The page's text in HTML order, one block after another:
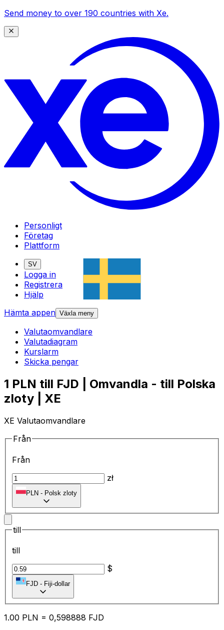
Send money to over 190 countries with Xe.
Personligt
Företag
Plattform
SV
Logga in
Registrera
Hjälp
Hämta appen Växla meny
Valutaomvandlare
Valutadiagram
Kurslarm
Skicka pengar
1 PLN till FJD | Omvandla - till Polska
zloty | XE
XE Valutaomvandlare
Från
Från
zł
PLN - Polsk zloty
till
till
$
FJD - Fiji-dollar
1.00 PLN = 0,598888 FJD